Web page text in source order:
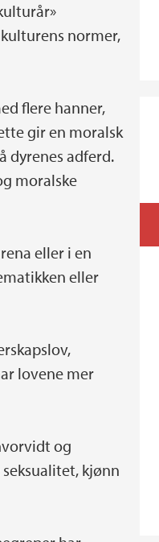
normer,
flere hanner,
gir en moralsk
dyrenes adferd.
moralske
eller i en
eller
lovene mer
og
kjønn